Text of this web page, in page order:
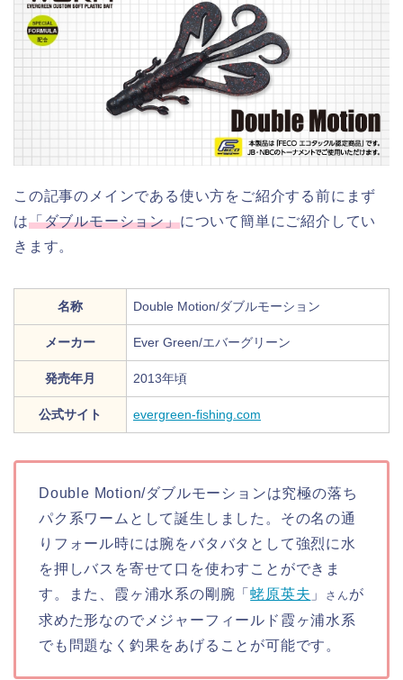
この記事のメインである使い方をご紹介する前にまず
は「ダブルモーション」について簡単にご紹介してい
きます。
名称 Double Motion/ダブルモーション
メーカー Ever Green/エバーグリーン
発売年月 2013年頃
公式サイト evergreen-fishing.com
Double Motion/ダブルモーションは究極の落ち
パク系ワームとして誕生しました。その名の通
りフォール時には腕をバタバタとして強烈に水
を押しバスを寄せて口を使わすことができま
す。また、霞ヶ浦水系の剛腕「蛯原英夫 」 さん が
求めた形なのでメジャーフィールド霞ヶ浦水系
でも問題なく釣果をあげることが可能です。